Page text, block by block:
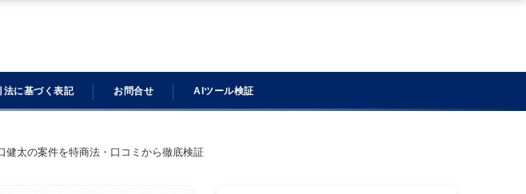
法に基づく表記 お問合せ AIツール検証
健太の案件を特商法・口コミから徹底検証